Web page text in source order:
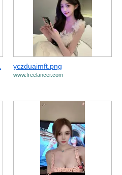
yczduaimft.png
www.freelancer.com